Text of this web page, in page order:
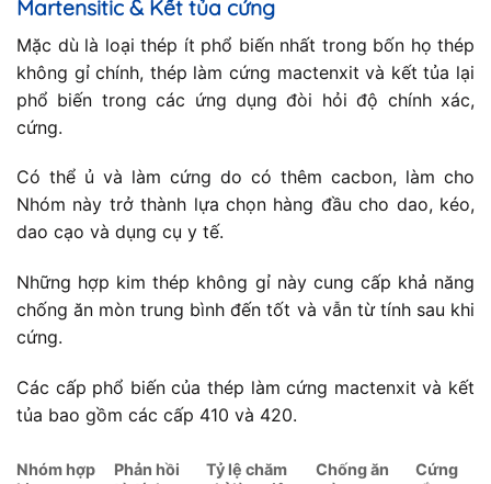
Martensitic & Kết tủa cứng
Mặc dù là loại thép ít phổ biến nhất trong bốn họ thép
không gỉ chính, thép làm cứng mactenxit và kết tủa lại
phổ biến trong các ứng dụng đòi hỏi độ chính xác,
cứng.
Có thể ủ và làm cứng do có thêm cacbon, làm cho
Nhóm này trở thành lựa chọn hàng đầu cho dao, kéo,
dao cạo và dụng cụ y tế.
Những hợp kim thép không gỉ này cung cấp khả năng
chống ăn mòn trung bình đến tốt và vẫn từ tính sau khi
cứng.
Các cấp phổ biến của thép làm cứng mactenxit và kết
tủa bao gồm các cấp 410 và 420.
Nhóm hợp
Phản hồi
Tỷ lệ chăm
Chống ăn
Cứng